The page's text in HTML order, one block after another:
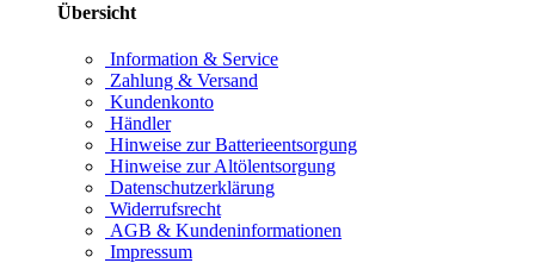
Übersicht
Information & Service
Zahlung & Versand
Kundenkonto
Händler
Hinweise zur Batterieentsorgung
Hinweise zur Altölentsorgung
Datenschutzerklärung
Widerrufsrecht
AGB & Kundeninformationen
Impressum